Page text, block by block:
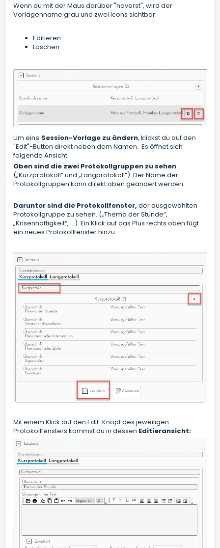
Wenn du mit der Maus darüber "hoverst", wird der
Vorlagenname grau und zwei Icons sichtbar:
Editieren
Löschen
Um eine Session-Vorlage zu ändern, klickst du auf den
"Edit"-Button direkt neben dem Namen. Es öffnet sich
folgende Ansicht:
Oben sind die zwei Protokollgruppen zu sehen
(„Kurzprotokoll“ und „Langprotokoll“). Der Name der
Protokollgruppen kann direkt oben geändert werden.
Darunter sind die Protokollfenster, der ausgewählten
Protokollgruppe zu sehen. („Thema der Stunde“,
„Krisenhaftigkeit“, …). Ein Klick auf das Plus rechts oben fügt
ein neues Protokollfenster hinzu.
Mit einem Klick auf den Edit-Knopf des jeweiligen
Protokollfensters kommst du in dessen Editieransicht: